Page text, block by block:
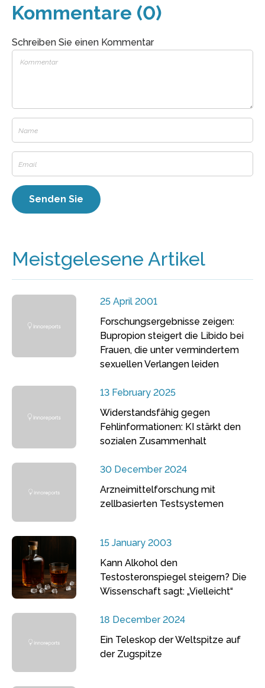
Kommentare (0)
Schreiben Sie einen Kommentar
Meistgelesene Artikel
25 April 2001
Forschungsergebnisse zeigen:
Bupropion steigert die Libido bei
Frauen, die unter vermindertem
sexuellen Verlangen leiden
13 February 2025
Widerstandsfähig gegen
Fehlinformationen: KI stärkt den
sozialen Zusammenhalt
30 December 2024
Arzneimittelforschung mit
zellbasierten Testsystemen
15 January 2003
Kann Alkohol den
Testosteronspiegel steigern? Die
Wissenschaft sagt: „Vielleicht“
18 December 2024
Ein Teleskop der Weltspitze auf
der Zugspitze